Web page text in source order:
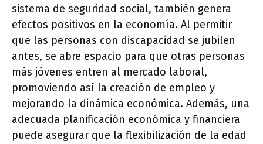
sistema de seguridad social, también genera
efectos positivos en la economía. Al permitir
que las personas con discapacidad se jubilen
antes, se abre espacio para que otras personas
más jóvenes entren al mercado laboral,
promoviendo así la creación de empleo y
mejorando la dinámica económica. Además, una
adecuada planificación económica y financiera
puede asegurar que la flexibilización de la edad